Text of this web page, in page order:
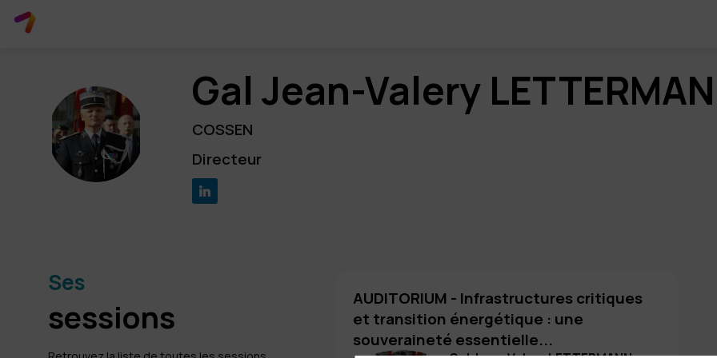
GJL
Gal Jean-Valery
COSSEN
Directeur
Ses
sessions
AUDITORIUM - Infrastructures critiques
et transition énergétique : une
souveraineté essentielle...